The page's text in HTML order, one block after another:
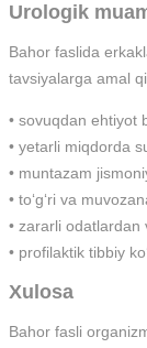
Urologik
Bahor faslida
tavsiyalarga amal
• sovuqdan ehtiyot
• yetarli miqdorda
• muntazam
• to‘g‘ri va
• zararli odatlardan
• profilaktik tibbiy
Xulosa
Bahor fasli